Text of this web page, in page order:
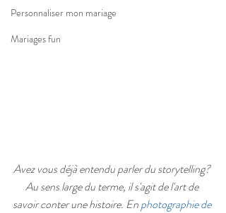
Personnaliser mon mariage
Mariages fun
Avez vous déjà entendu parler du storytelling?
Au sens large du terme, il s'agit de l'art de
savoir conter une histoire. En photographie de